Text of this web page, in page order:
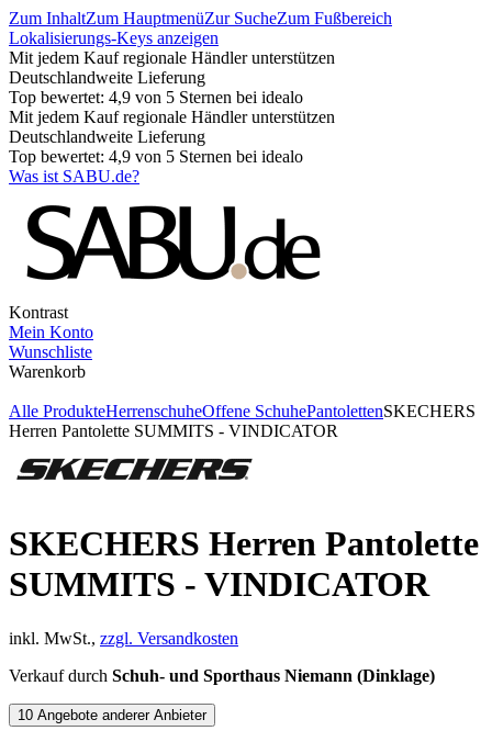
Zum InhaltZum HauptmenüZur SucheZum Fußbereich
Lokalisierungs-Keys anzeigen
Mit jedem Kauf regionale Händler unterstützen
Deutschlandweite Lieferung
Top bewertet: 4,9 von 5 Sternen bei idealo
Mit jedem Kauf regionale Händler unterstützen
Deutschlandweite Lieferung
Top bewertet: 4,9 von 5 Sternen bei idealo
Was ist SABU.de?
Kontrast
Mein Konto
Wunschliste
Warenkorb
Alle ProdukteHerrenschuheOffene SchuhePantolettenSKECHERS
Herren Pantolette SUMMITS - VINDICATOR
SKECHERS Herren Pantolette
SUMMITS - VINDICATOR
inkl. MwSt., zzgl. Versandkosten
Verkauf durch Schuh- und Sporthaus Niemann (Dinklage)
10 Angebote anderer Anbieter